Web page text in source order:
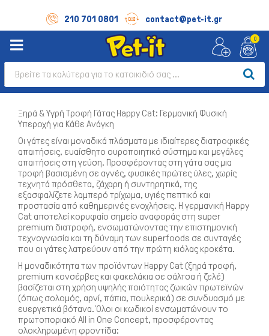
210 701 0801 contact@pet-it.gr
0
Ξηρά & Υγρή Τροφή Γάτας Happy Cat: Γερμανική Φυσική
Υπεροχή για Κάθε Ανάγκη
Οι γάτες είναι μοναδικά πλάσματα με ιδιαίτερες διατροφικές
απαιτήσεις, ευαίσθητο ουροποιητικό σύστημα και μεγάλες
απαιτήσεις στη γεύση. Προσφέροντας στη γάτα σας μια
τροφή βασισμένη σε αγνές, φυσικές πρώτες ύλες, χωρίς
τεχνητά πρόσθετα, ζάχαρη ή συντηρητικά, της
εξασφαλίζετε λαμπερό τρίχωμα, υγιές πεπτικό και
προστασία από καθημερινές ενοχλήσεις. Η γερμανική Happy
Cat αποτελεί κορυφαίο σημείο αναφοράς στη super
premium διατροφή, ενσωματώνοντας την επιστημονική
τεχνογνωσία και τη δύναμη των superfoods σε συνταγές
που οι γάτες λατρεύουν από την πρώτη κιόλας κροκέτα.
Η μοναδικότητα των προϊόντων Happy Cat (ξηρά τροφή,
premium κονσέρβες και φακελάκια σε σάλτσα ή ζελέ)
βασίζεται στη χρήση υψηλής ποιότητας ζωικών πρωτεϊνών
(όπως σολομός, αρνί, πάπια, πουλερικά) σε συνδυασμό με
ευεργετικά βότανα. Όλοι οι κωδικοί ενσωματώνουν το
πρωτοποριακό All in One Concept, προσφέροντας
ολοκληρωμένη φροντίδα: